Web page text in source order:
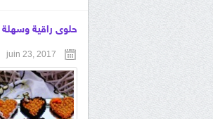
حلوى راقية وسهلة
juin 23, 2017